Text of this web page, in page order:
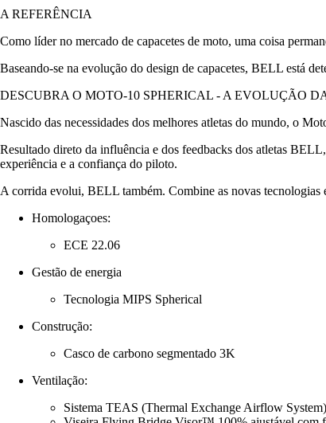
A REFERÊNCIA
Como líder no mercado de capacetes de moto, uma coisa
Baseando-se na evolução do design de capacetes, BELL está
DESCUBRA O MOTO-10 SPHERICAL - A EVOLUÇÃO
Nascido das necessidades dos melhores atletas do mundo, o
Resultado direto da influência e dos feedbacks dos atletas
experiência e a confiança do piloto.
A corrida evolui, BELL também. Combine as novas tecnologias
Homologaçoes:
ECE 22.06
Gestão de energia
Tecnologia MIPS Spherical
Construção:
Casco de carbono segmentado 3K
Ventilação:
Sistema TEAS (Thermal Exchange Airflow System)